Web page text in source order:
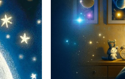
Kinder
Zum